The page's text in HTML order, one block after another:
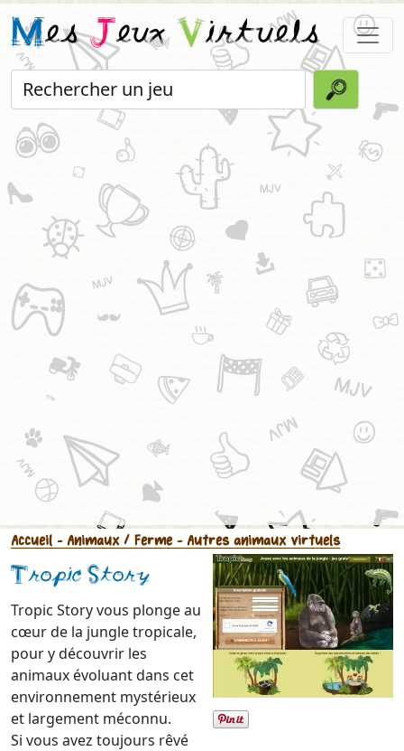
MesJeuxVirtuels
Accueil - Animaux / Ferme- Autres animaux virtuels
Tropic Story
Tropic Story vous plonge au
cœur de la jungle tropicale,
pour y découvrir les
animaux évoluant dans cet
environnement mystérieux
et largement méconnu.
Si vous avez toujours rêvé